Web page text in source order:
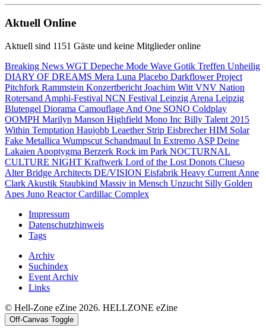
Aktuell Online
Aktuell sind 1151 Gäste und keine Mitglieder online
Breaking News WGT Depeche Mode Wave Gotik Treffen Unheilig
DIARY OF DREAMS Mera Luna Placebo DarkflowerProject
Pitchfork Rammstein Konzertbericht Joachim Witt VNV Nation
Rotersand Amphi-Festival NCN Festival Leipzig Arena Leipzig
Blutengel Diorama Camouflage And One SONO Coldplay
OOMPH Marilyn Manson Highfield Mono Inc Billy Talent 2015
Within Temptation Haujobb Leaether Strip EisbrecherHIM Solar
Fake Metallica Wumpscut Schandmaul In Extremo ASPDeine
Lakaien Apoptygma Berzerk Rock im Park NOCTURNAL
CULTURE NIGHT Kraftwerk Lord of the Lost Donots Clueso
Alter Bridge Architects DE/VISION Eisfabrik Heavy Current Anne
Clark Akustik Staubkind Massiv in Mensch Unzucht Silly Golden
Apes Juno ReactorCardillac Complex
Impressum
Datenschutzhinweis
Tags
Archiv
Suchindex
Event Archiv
Links
© Hell-Zone eZine 2026. HELLZONE eZine
Off-Canvas Toggle